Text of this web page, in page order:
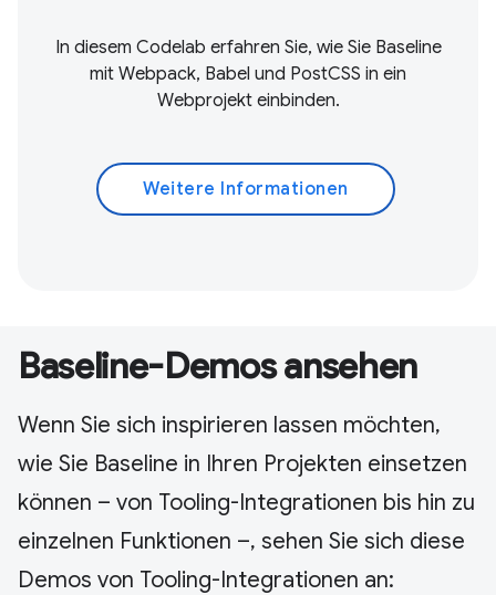
In diesem Codelab erfahren Sie, wie Sie Baseline
mit Webpack, Babel und PostCSS in ein
Webprojekt einbinden.
Weitere Informationen
Baseline-Demos ansehen
Wenn Sie sich inspirieren lassen möchten,
wie Sie Baseline in Ihren Projekten einsetzen
können – von Tooling-Integrationen bis hin zu
einzelnen Funktionen –, sehen Sie sich diese
Demos von Tooling-Integrationen an: